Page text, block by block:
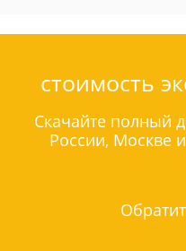
стоимость
Скачайте полный
России, Москве